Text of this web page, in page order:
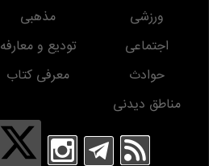
ورزشی
مذهبی
اجتماعی
تودیع و معارفه
حوادث
معرفی کتاب
مناطق دیدنی